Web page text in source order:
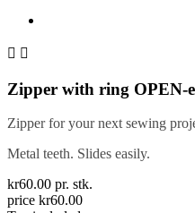
 
Zipper with ring OPEN-
Zipper for your next sewing
Metal teeth. Slides easily.
kr60.00 pr. stk.
price kr60.00